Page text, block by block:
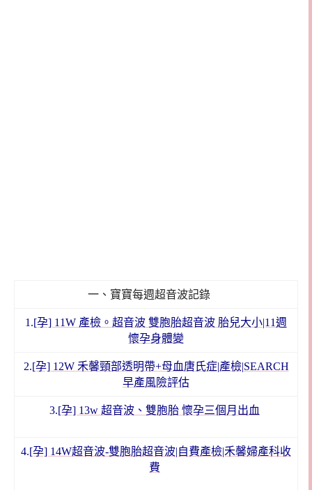
一、寶寶每週超音波記錄
1.[孕] 11W 產檢。超音波 雙胞胎超音波 胎兒大小|11週
懷孕身體變
2.[孕] 12W 禾馨頸部透明帶+母血唐氏症|產檢|SEARCH
早產風險評估
3.[孕] 13w 超音波、雙胞胎 懷孕三個月出血
4.[孕] 14W超音波-雙胞胎超音波|自費產檢|禾馨婦產科收
費